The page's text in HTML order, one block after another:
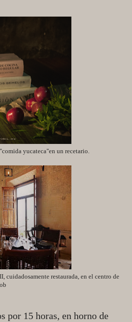
yucateca"en un recetario.
cuidadosamente restaurada, en el centro de
por 15 horas, en horno de